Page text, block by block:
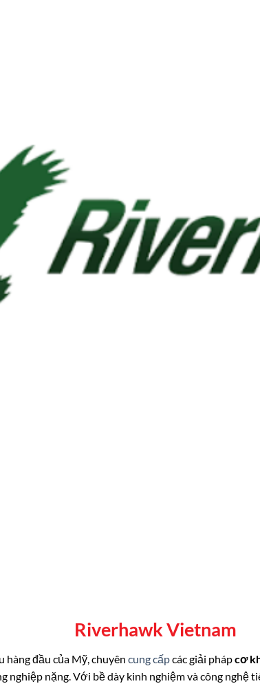
Riverhawk Vietnam
hàng đầu của Mỹ, chuyên cung cấpcác giải phápcơ
nghiệp nặng. Với bề dày kinh nghiệm và công nghệ